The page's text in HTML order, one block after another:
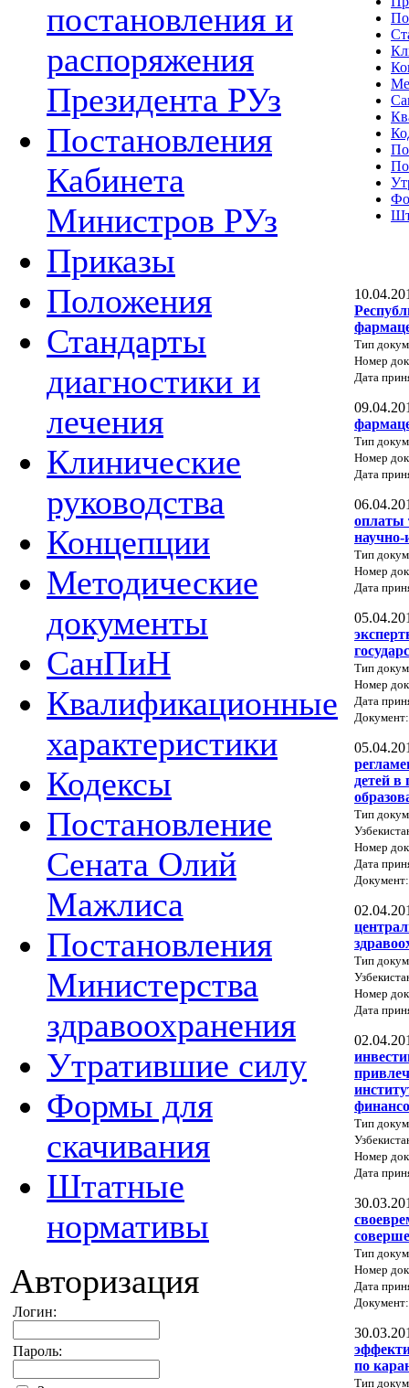
постановления и
распоряжения
Президента РУз
Постановления
Кабинета
Министров РУз
Приказы
Положения
Стандарты
диагностики и
лечения
Клинические
руководства
Концепции
Методические
документы
СанПиН
Квалификационные
характеристики
Кодексы
Постановление
Сената Олий
Мажлиса
Постановления
Министерства
здравоохранения
Утратившие силу
Формы для
скачивания
Штатные
нормативы
Авторизация
Логин:
Пароль:
Тип
Номер
Дата
Тип
Номер
Дата
оплаты
научно-
Тип
Номер
Дата
Тип
Номер
Дата
детей в
Тип
Номер
Дата
Тип
Номер
Дата
Тип
Номер
Дата
Тип
Номер
Дата
по
Тип